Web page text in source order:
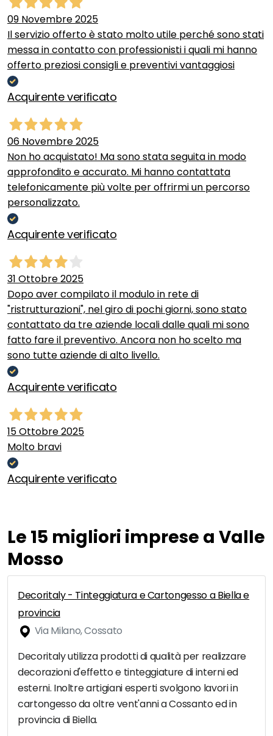
09 Novembre 2025
Il servizio offerto è stato molto utile perché sono stati
messa in contatto con professionisti i quali mi hanno
offerto preziosi consigli e preventivi vantaggiosi
Acquirente verificato
06 Novembre 2025
Non ho acquistato! Ma sono stata seguita in modo
approfondito e accurato. Mi hanno contattata
telefonicamente più volte per offrirmi un percorso
personalizzato.
Acquirente verificato
31 Ottobre 2025
Dopo aver compilato il modulo in rete di
"ristrutturazioni", nel giro di pochi giorni, sono stato
contattato da tre aziende locali dalle quali mi sono
fatto fare il preventivo. Ancora non ho scelto ma
sono tutte aziende di alto livello.
Acquirente verificato
15 Ottobre 2025
Molto bravi
Acquirente verificato
Le 15 migliori imprese a Valle
Mosso
Decoritaly - Tinteggiatura e Cartongesso a Biella e
provincia
Via Milano, Cossato
Decoritaly utilizza prodotti di qualità per realizzare
decorazioni d'effetto e tinteggiature di interni ed
esterni. Inoltre artigiani esperti svolgono lavori in
cartongesso da oltre vent'anni a Cossanto ed in
provincia di Biella.